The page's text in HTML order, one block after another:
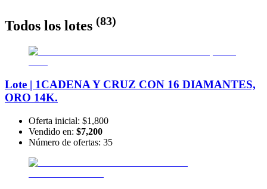
Todos los lotes (83)
Lote | 1CADENA Y CRUZ CON 16 DIAMANTES,
ORO 14K.
Oferta inicial: $1,800
Vendido en: $7,200
Número de ofertas: 35